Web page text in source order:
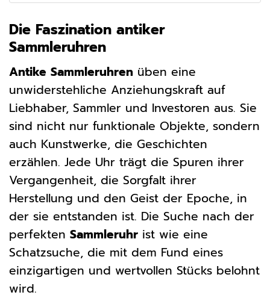
Die Faszination antiker
Sammleruhren
Antike Sammleruhren üben eine
unwiderstehliche Anziehungskraft auf
Liebhaber, Sammler und Investoren aus. Sie
sind nicht nur funktionale Objekte, sondern
auch Kunstwerke, die Geschichten
erzählen. Jede Uhr trägt die Spuren ihrer
Vergangenheit, die Sorgfalt ihrer
Herstellung und den Geist der Epoche, in
der sie entstanden ist. Die Suche nach der
perfekten Sammleruhr ist wie eine
Schatzsuche, die mit dem Fund eines
einzigartigen und wertvollen Stücks belohnt
wird.